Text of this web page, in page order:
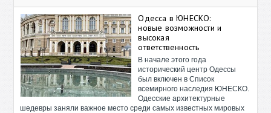
Одесса в ЮНЕСКО:
новые возможности и
высокая
ответственность
В начале этого года
исторический центр Одессы
был включен в Список
всемирного наследия ЮНЕСКО.
Одесские архитектурные
шедевры заняли важное место среди самых известных мировых